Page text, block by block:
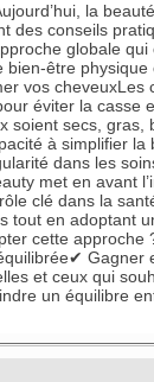
la
des conseils
globale qui
être
vos cheveuxLes
éviter la casse
secs, gras,
à simplifier la
dans les
met en avant
clé dans la
tout en adoptant
cette approche
Gagner
et ceux qui
un équilibre